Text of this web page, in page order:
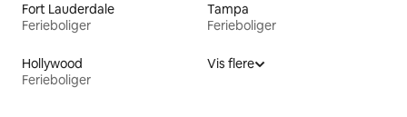
Fort Lauderdale
Ferieboliger
Tampa
Ferieboliger
Hollywood
Ferieboliger
Vis flere